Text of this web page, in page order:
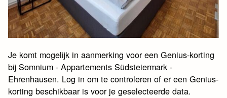
Je komt mogelijk in aanmerking voor een Genius-korting
bij Somnium - Appartements Südsteiermark -
Ehrenhausen. Log in om te controleren of er een Genius-
korting beschikbaar is voor je geselecteerde data.